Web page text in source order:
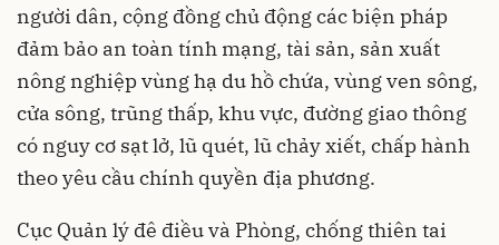
người dân, cộng đồng chủ động các biện pháp
đảm bảo an toàn tính mạng, tài sản, sản xuất
nông nghiệp vùng hạ du hồ chứa, vùng ven sông,
cửa sông, trũng thấp, khu vực, đường giao thông
có nguy cơ sạt lở, lũ quét, lũ chảy xiết, chấp hành
theo yêu cầu chính quyền địa phương.
Cục Quản lý đê điều và Phòng, chống thiên tai